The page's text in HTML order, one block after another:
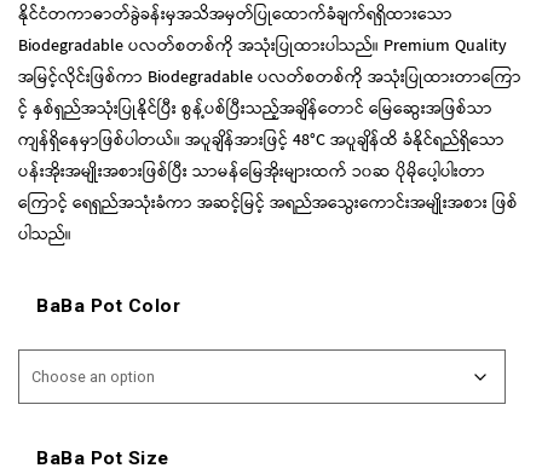
နိုင်ငံတကာဓာတ်ခွဲခန်းမှအသိအမှတ်ပြုထောက်ခံချက်ရရှိထားသော
Biodegradable ပလတ်စတစ်ကို အသုံးပြုထားပါသည်။ Premium Quality
အမြင့်လိုင်းဖြစ်ကာ Biodegradable ပလတ်စတစ်ကို အသုံးပြုထားတာကြော
င့် နှစ်ရှည်အသုံးပြုနိုင်ပြီး စွန့်ပစ်ပြီးသည့်အချိန်တောင် မြေဆွေးအဖြစ်သာ
ကျန်ရှိနေမှာဖြစ်ပါတယ်။ အပူချိန်အားဖြင့် 48°C အပူချိန်ထိ ခံနိုင်ရည်ရှိသော
ပန်းအိုးအမျိုးအစားဖြစ်ပြီး သာမန်မြေအိုးများထက် ၁၀ဆ ပိုမိုပေါ့ပါးတာ
ကြောင့် ရေရှည်အသုံးခံကာ အဆင့်မြင့် အရည်အသွေးကောင်းအမျိုးအစား ဖြစ်
ပါသည်။
BaBa Pot Color
BaBa Pot Size